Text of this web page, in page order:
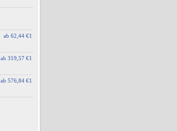
ab 62,44 €1
ab 319,57 €1
ab 576,84 €1